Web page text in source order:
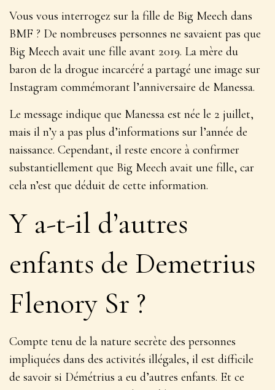
Vous vous interrogez sur la fille de Big Meech dans
BMF ? De nombreuses personnes ne savaient pas que
Big Meech avait une fille avant 2019. La mère du
baron de la drogue incarcéré a partagé une image sur
Instagram commémorant l’anniversaire de Manessa.
Le message indique que Manessa est née le 2 juillet,
mais il n’y a pas plus d’informations sur l’année de
naissance. Cependant, il reste encore à confirmer
substantiellement que Big Meech avait une fille, car
cela n’est que déduit de cette information.
Y a-t-il d’autres
enfants de Demetrius
Flenory Sr ?
Compte tenu de la nature secrète des personnes
impliquées dans des activités illégales, il est difficile
de savoir si Démétrius a eu d’autres enfants. Et ce